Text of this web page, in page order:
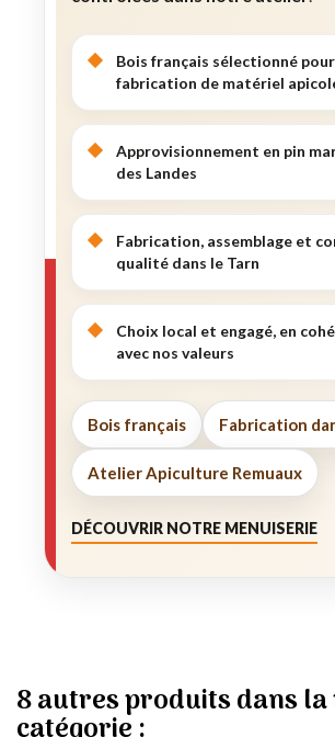
Bois français sélectionné
fabrication de matériel
Approvisionnement en pin
des Landes
Fabrication, assemblage et
qualité dans le Tarn
Choix local et engagé, en
avec nos valeurs
Bois français Fabrication
Atelier Apiculture Remuaux
DÉCOUVRIR NOTRE MENUISERIE
8 autres produits dans la